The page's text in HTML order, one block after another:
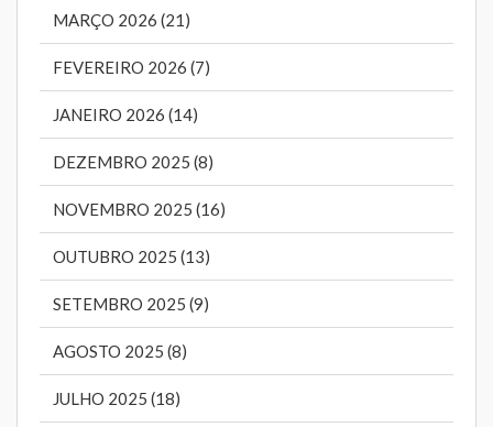
MARÇO 2026 (21)
FEVEREIRO 2026 (7)
JANEIRO 2026 (14)
DEZEMBRO 2025 (8)
NOVEMBRO 2025 (16)
OUTUBRO 2025 (13)
SETEMBRO 2025 (9)
AGOSTO 2025 (8)
JULHO 2025 (18)